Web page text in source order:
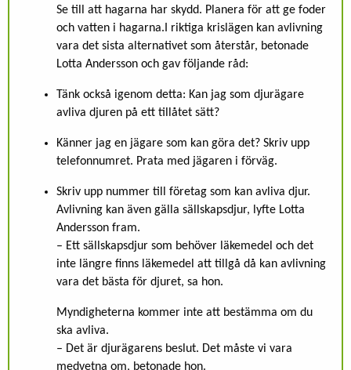
Se till att hagarna har skydd. Planera för att ge foder
och vatten i hagarna.I riktiga krislägen kan avlivning
vara det sista alternativet som återstår, betonade
Lotta Andersson och gav följande råd:
Tänk också igenom detta: Kan jag som djurägare
avliva djuren på ett tillåtet sätt?
Känner jag en jägare som kan göra det? Skriv upp
telefonnumret. Prata med jägaren i förväg.
Skriv upp nummer till företag som kan avliva djur.
Avlivning kan även gälla sällskapsdjur, lyfte Lotta
Andersson fram.
– Ett sällskapsdjur som behöver läkemedel och det
inte längre finns läkemedel att tillgå då kan avlivning
vara det bästa för djuret, sa hon.
Myndigheterna kommer inte att bestämma om du
ska avliva.
– Det är djurägarens beslut. Det måste vi vara
medvetna om, betonade hon.